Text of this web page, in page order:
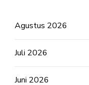
Agustus 2026
Juli 2026
Juni 2026